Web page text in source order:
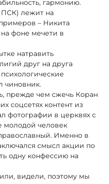
гармонию.
ПСК) лежит на
– Никита
фоне мечети в
натравить
друг на друга
чиновник.
прежде чем сжечь Коран
соцсетях контент из
фотографии в церквях с
молодой человек
Именно в
смысл акции по
одну конфессию на
видели, поэтому мы